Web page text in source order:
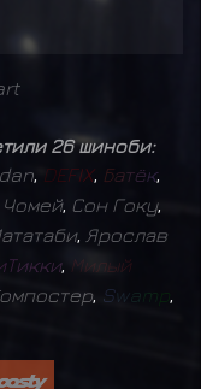
26 шиноби:
DEFIX, Батёк,
Чомей, Сон Гоку,
, Ярослав
Тикки, Ми лый
, Sw a m p